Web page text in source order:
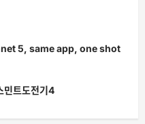
5, same app, one shot
민트도전기4